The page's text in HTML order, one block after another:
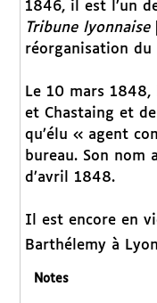
1846, il est l’un
Tribune lyonnaise[
réorganisation du
Le 10 mars
et Chastaing et
qu’élu « agent
bureau. Son nom
d’avril 1848.
Il est encore en
Barthélemy à
Notes